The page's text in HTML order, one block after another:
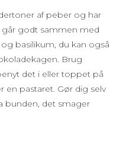
af peber og har
godt sammen med
basilikum, du kan også
Brug
det i eller toppet på
en pastaret. Gør dig selv
bunden, det smager